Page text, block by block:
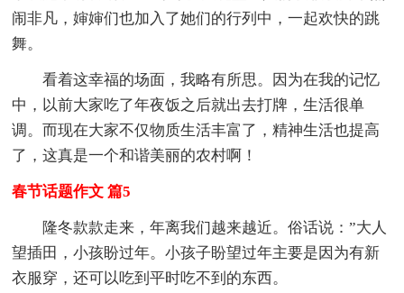
闹非凡，婶婶们也加入了她们的行列中，一起欢快的跳
舞。
看着这幸福的场面，我略有所思。因为在我的记忆
中，以前大家吃了年夜饭之后就出去打牌，生活很单
调。而现在大家不仅物质生活丰富了，精神生活也提高
了，这真是一个和谐美丽的农村啊！
春节话题作文 篇5
隆冬款款走来，年离我们越来越近。俗话说：”大人
望插田，小孩盼过年。小孩子盼望过年主要是因为有新
衣服穿，还可以吃到平时吃不到的东西。